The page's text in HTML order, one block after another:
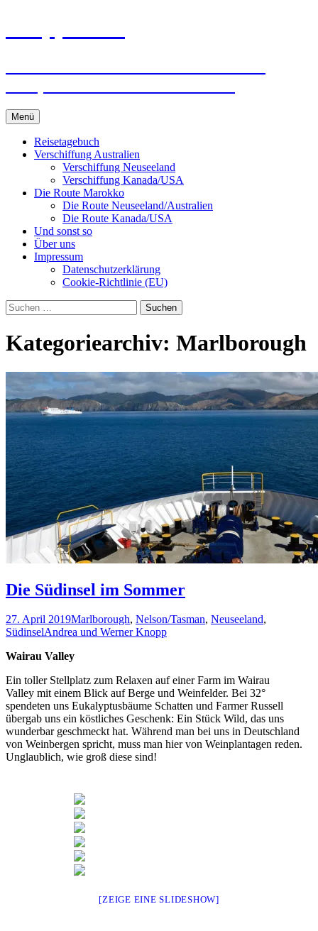
Menü
Reisetagebuch
Verschiffung Australien
Verschiffung Neuseeland
Verschiffung Kanada/USA
Die Route Marokko
Die Route Neuseeland/Australien
Die Route Kanada/USA
Und sonst so
Über uns
Impressum
Datenschutzerklärung
Cookie-Richtlinie (EU)
Suchen
nach:
Kategoriearchiv: Marlborough
Die Südinsel im Sommer
27. April 2019Marlborough, Nelson/Tasman, Neuseeland,
SüdinselAndrea und Werner Knopp
Wairau Valley
Ein toller Stellplatz zum Relaxen auf einer Farm im Wairau
Valley mit einem Blick auf Berge und Weinfelder. Bei 32°
spendeten uns Eukalyptusbäume Schatten und Farmer Russell
übergab uns ein köstliches Geschenk: Ein Stück Wild, das uns
wunderbar geschmeckt hat. Während man bei uns in Deutschland
von Weinbergen spricht, muss man hier von Weinplantagen reden.
Unglaublich, wie groß diese sind!
[ZEIGE EINE SLIDESHOW]